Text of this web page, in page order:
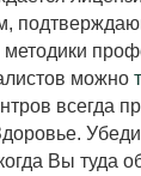
можно
всегда
Вы туда